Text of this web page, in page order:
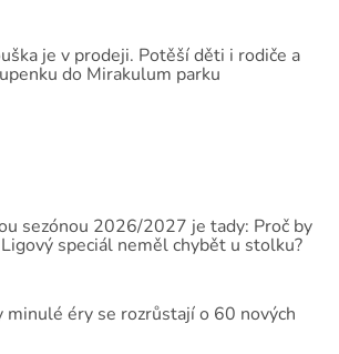
je v prodeji. Potěší děti i rodiče a
do Mirakulum parku
sezónou 2026/2027 je tady: Proč by
speciál neměl chybět u stolku?
minulé éry se rozrůstají o 60 nových